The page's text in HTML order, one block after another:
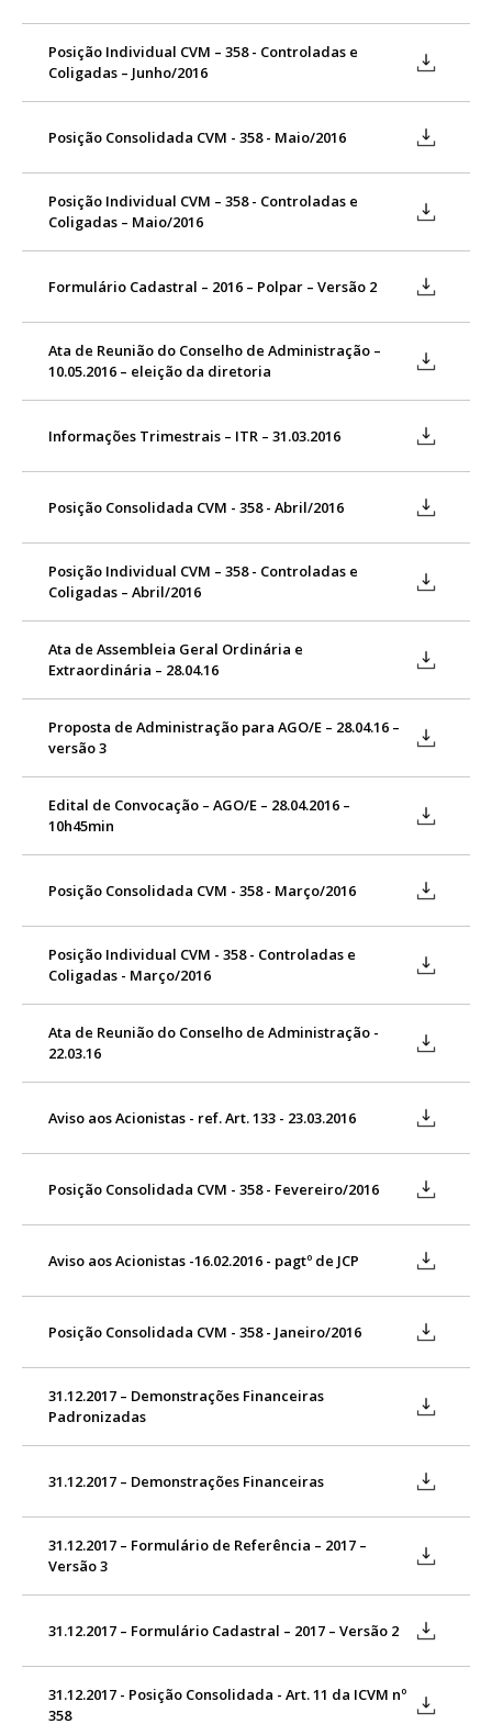
Posição Individual CVM – 358 - Controladas e
Coligadas – Junho/2016
Posição Consolidada CVM - 358 - Maio/2016
Posição Individual CVM – 358 - Controladas e
Coligadas – Maio/2016
Formulário Cadastral – 2016 – Polpar – Versão 2
Ata de Reunião do Conselho de Administração –
10.05.2016 – eleição da diretoria
Informações Trimestrais – ITR – 31.03.2016
Posição Consolidada CVM - 358 - Abril/2016
Posição Individual CVM – 358 - Controladas e
Coligadas – Abril/2016
Ata de Assembleia Geral Ordinária e
Extraordinária – 28.04.16
Proposta de Administração para AGO/E – 28.04.16 –
versão 3
Edital de Convocação – AGO/E – 28.04.2016 –
10h45min
Posição Consolidada CVM - 358 - Março/2016
Posição Individual CVM - 358 - Controladas e
Coligadas - Março/2016
Ata de Reunião do Conselho de Administração -
22.03.16
Aviso aos Acionistas - ref. Art. 133 - 23.03.2016
Posição Consolidada CVM - 358 - Fevereiro/2016
Aviso aos Acionistas -16.02.2016 - pagtº de JCP
Posição Consolidada CVM - 358 - Janeiro/2016
31.12.2017 – Demonstrações Financeiras
Padronizadas
31.12.2017 – Demonstrações Financeiras
31.12.2017 – Formulário de Referência – 2017 –
Versão 3
31.12.2017 – Formulário Cadastral – 2017 – Versão 2
31.12.2017 - Posição Consolidada - Art. 11 da ICVM nº
358